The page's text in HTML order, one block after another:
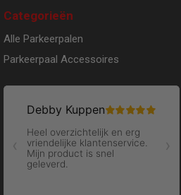
Categorieën
Alle Parkeerpalen
Parkeerpaal Accessoires